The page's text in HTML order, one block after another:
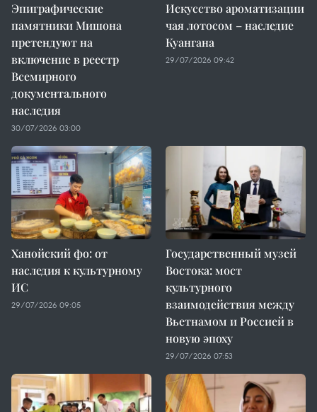
Эпиграфические
памятники Мишона
претендуют на
включение в реестр
Всемирного
документального
наследия
30/07/2026 03:00
Искусство ароматизации
чая лотосом – наследие
Куангана
29/07/2026 09:42
Ханойский фо: от
наследия к культурному
ИС
29/07/2026 09:05
Государственный музей
Востока: мост
культурного
взаимодействия между
Вьетнамом и Россией в
новую эпоху
29/07/2026 07:53